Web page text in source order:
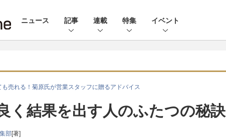
ニュース 記事 連載 特集 イベント
売れる！菊原氏が営業スタッフに贈るアドバイス
く結果を出す人のふたつの秘訣
部[著]